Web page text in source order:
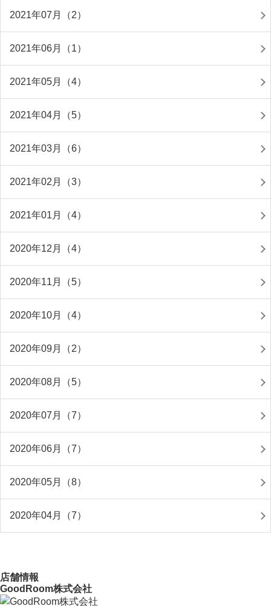
2021年07月（2）
2021年06月（1）
2021年05月（4）
2021年04月（5）
2021年03月（6）
2021年02月（3）
2021年01月（4）
2020年12月（4）
2020年11月（5）
2020年10月（4）
2020年09月（2）
2020年08月（5）
2020年07月（7）
2020年06月（7）
2020年05月（8）
2020年04月（7）
店舗情報
GoodRoom株式会社